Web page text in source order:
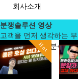
회사소개
AI분양/투자분석
분쟁솔루션 영상
고객을 먼저 생각하는
Hot